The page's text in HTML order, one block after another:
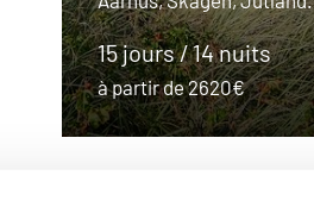
15 jours / 14 nuits
à partir de 2620€